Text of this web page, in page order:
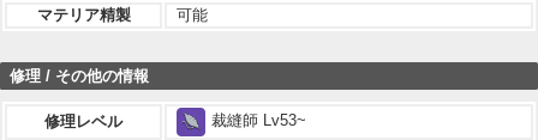
マテリア精製
可能
修理 / その他の情報
修理レベル
裁縫師 Lv53~